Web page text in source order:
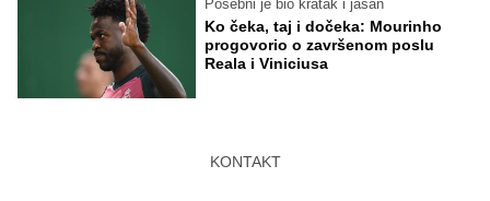
Posebni je bio kratak i jasan
Ko čeka, taj i dočeka: Mourinho
progovorio o završenom poslu
Reala i Viniciusa
KONTAKT